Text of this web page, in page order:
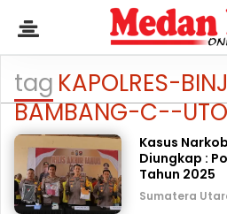
tag KAPOLRES-
BAMBANG-C--
Kasus
Diungkap :
Tahun 2025
Sumatera